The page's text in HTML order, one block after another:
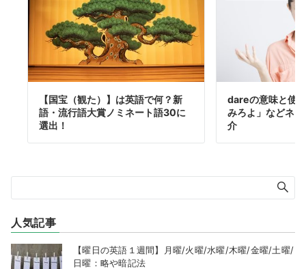
【国宝（観た）】は英語で何？新
語・流行語大賞ノミネート語30に
選出！
dareの意味と使
みろよ」などネ
介
人気記事
【曜日の英語１週間】月曜/火曜/水曜/木曜/金曜/土曜/
日曜：略や暗記法